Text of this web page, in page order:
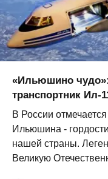
«Ильюшино
транспортник Ил-
В России
Ильюшина -
нашей страны.
Великую